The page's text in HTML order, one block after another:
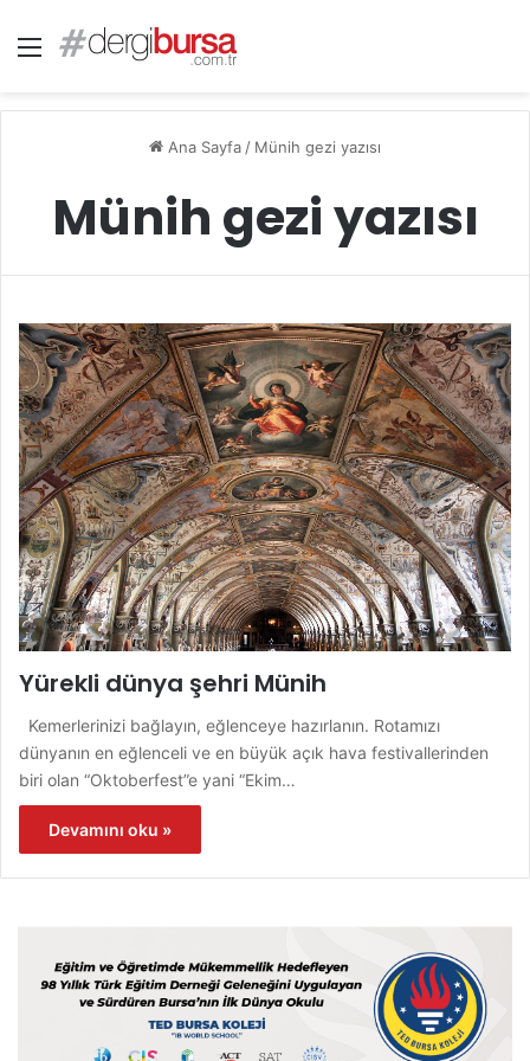
Menü
Ana Sayfa / Münih gezi yazısı
Münih gezi yazısı
Yürekli dünya şehri Münih
Kemerlerinizi bağlayın, eğlenceye hazırlanın. Rotamızı
dünyanın en eğlenceli ve en büyük açık hava festivallerinden
biri olan “Oktoberfest”e yani “Ekim…
Devamını oku »